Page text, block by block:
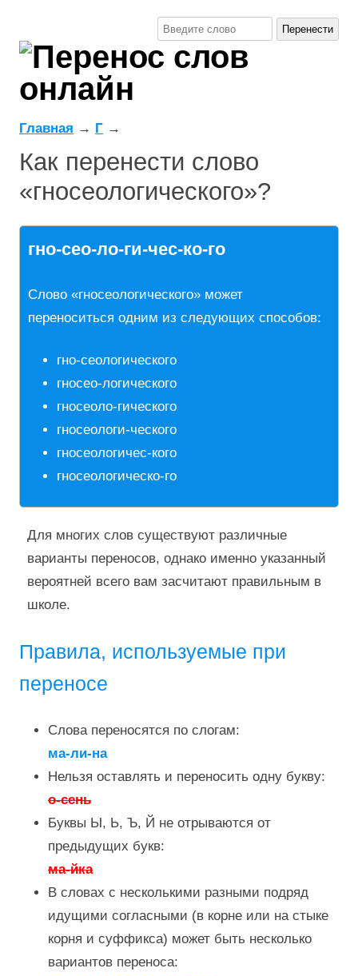
Главная → Г →
Как перенести слово
«гносеологического»?
гно-сео-ло-ги-чес-ко-го
Слово «гносеологического» может
переноситься одним из следующих способов:
гно-сеологического
гносео-логического
гносеоло-гического
гносеологи-ческого
гносеологичес-кого
гносеологическо-го
Для многих слов существуют различные
варианты переносов, однако именно указанный
вероятней всего вам засчитают правильным в
школе.
Правила, используемые при
переносе
Слова переносятся по слогам:
ма-ли-на
Нельзя оставлять и переносить одну букву:
о-сень
Буквы Ы, Ь, Ъ, Й не отрываются от
предыдущих букв:
ма-йка
В словах с несколькими разными подряд
идущими согласными (в корне или на стыке
корня и суффикса) может быть несколько
вариантов переноса: